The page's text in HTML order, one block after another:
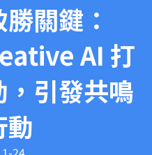
關鍵：
AI 打
引發共鳴
動